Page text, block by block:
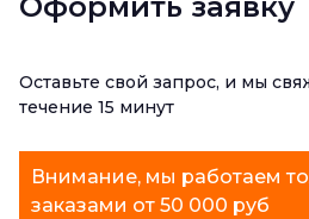
Оставьте свой запрос, и мы
течение 15 минут
Внимание, мы работаем
заказами от 50 000 руб